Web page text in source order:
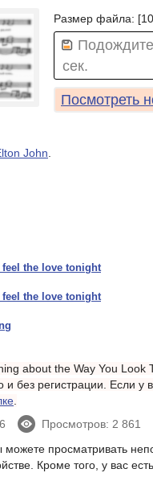
Размер файла:
сек.
Посмотреть
John
the love tonight
the love tonight
about the Way You Look
и без регистрации. Если
.
Просмотров: 2 861
можете просматривать
Кроме того, у вас